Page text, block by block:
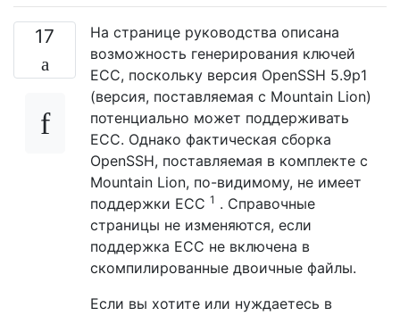
17
На странице руководства описана
возможность генерирования ключей
ECC, поскольку версия OpenSSH 5.9p1
(версия, поставляемая с Mountain Lion)
потенциально может поддерживать
ECC. Однако фактическая сборка
OpenSSH, поставляемая в комплекте с
Mountain Lion, по-видимому, не имеет
поддержки ECC 1 . Справочные
страницы не изменяются, если
поддержка ECC не включена в
скомпилированные двоичные файлы.
Если вы хотите или нуждаетесь в